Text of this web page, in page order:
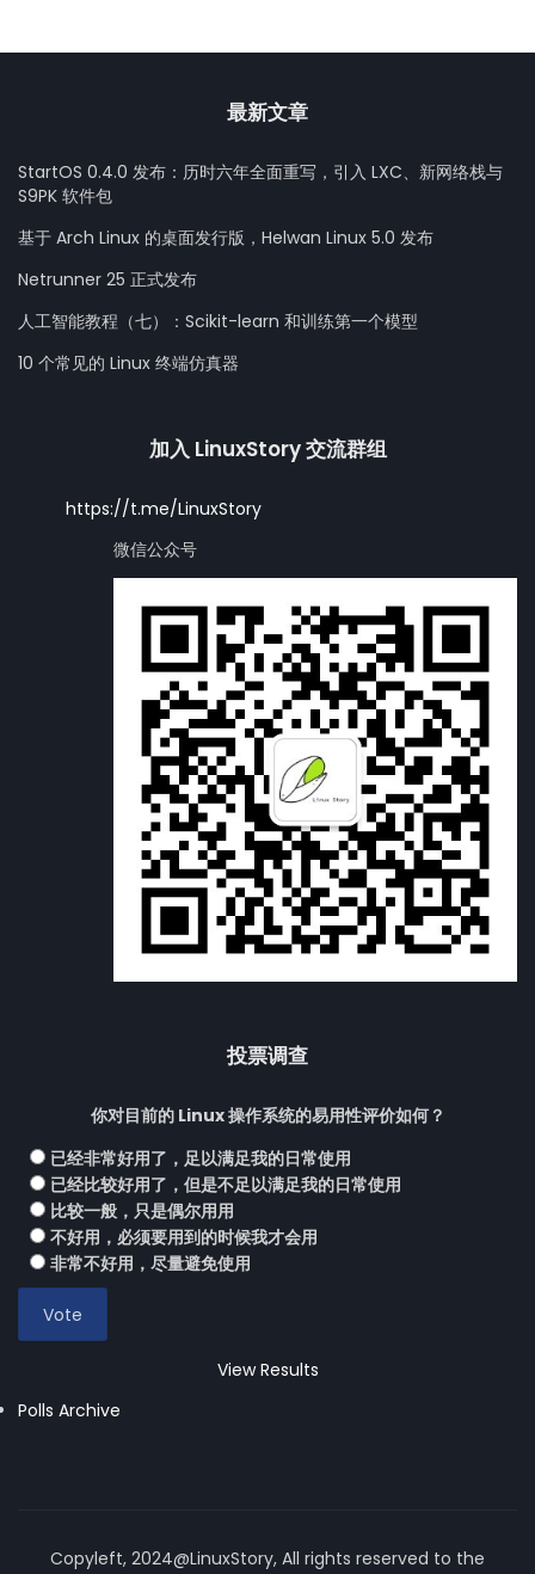
最新文章
StartOS 0.4.0 发布：历时六年全面重写，引入 LXC、新网络栈与
S9PK 软件包
基于 Arch Linux 的桌面发行版，Helwan Linux 5.0 发布
Netrunner 25 正式发布
人工智能教程（七）：Scikit-learn 和训练第一个模型
10 个常见的 Linux 终端仿真器
加入 LinuxStory 交流群组
https://t.me/LinuxStory
微信公众号
投票调查
你对目前的 Linux 操作系统的易用性评价如何？
已经非常好用了，足以满足我的日常使用
已经比较好用了，但是不足以满足我的日常使用
比较一般，只是偶尔用用
不好用，必须要用到的时候我才会用
非常不好用，尽量避免使用
View Results
Polls Archive
Copyleft, 2024@LinuxStory, All rights reserved to the